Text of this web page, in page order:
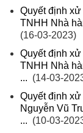
Quyết định
TNHH Nhà
(16-03-2023)
Quyết định
TNHH Nhà
... (14-03-
Quyết định
Nguyễn Vũ
... (10-03-